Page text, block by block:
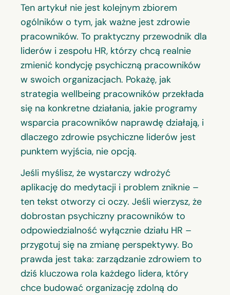
Ten artykuł nie jest kolejnym zbiorem
ogólników o tym, jak ważne jest zdrowie
pracowników. To praktyczny przewodnik dla
liderów i zespołu HR, którzy chcą realnie
zmienić kondycję psychiczną pracowników
w swoich organizacjach. Pokażę, jak
strategia wellbeing pracowników przekłada
się na konkretne działania, jakie programy
wsparcia pracowników naprawdę działają, i
dlaczego zdrowie psychiczne liderów jest
punktem wyjścia, nie opcją.
Jeśli myślisz, że wystarczy wdrożyć
aplikację do medytacji i problem zniknie –
ten tekst otworzy ci oczy. Jeśli wierzysz, że
dobrostan psychiczny pracowników to
odpowiedzialność wyłącznie działu HR –
przygotuj się na zmianę perspektywy. Bo
prawda jest taka: zarządzanie zdrowiem to
dziś kluczowa rola każdego lidera, który
chce budować organizację zdolną do